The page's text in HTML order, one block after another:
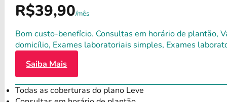
R$39,90/mês
Bom custo-benefício. Consultas em horário de plantão,
domicílio, Exames laboratoriais simples, Exames
Saiba Mais
Todas as coberturas do plano Leve